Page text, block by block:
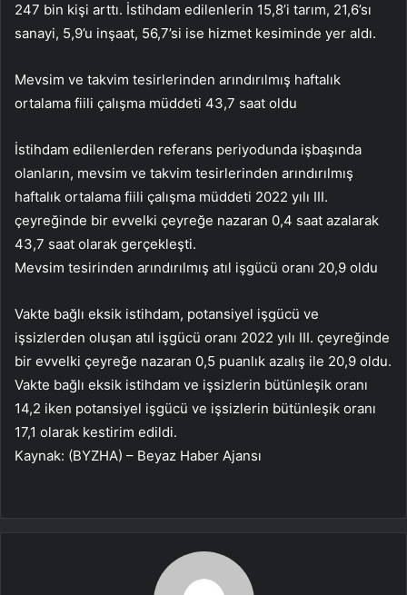
247 bin kişi arttı. İstihdam edilenlerin 15,8’i tarım, 21,6’sı
sanayi, 5,9’u inşaat, 56,7’si ise hizmet kesiminde yer aldı.
Mevsim ve takvim tesirlerinden arındırılmış haftalık
ortalama fiili çalışma müddeti 43,7 saat oldu
İstihdam edilenlerden referans periyodunda işbaşında
olanların, mevsim ve takvim tesirlerinden arındırılmış
haftalık ortalama fiili çalışma müddeti 2022 yılı III.
çeyreğinde bir evvelki çeyreğe nazaran 0,4 saat azalarak
43,7 saat olarak gerçekleşti.
Mevsim tesirinden arındırılmış atıl işgücü oranı 20,9 oldu
Vakte bağlı eksik istihdam, potansiyel işgücü ve
işsizlerden oluşan atıl işgücü oranı 2022 yılı III. çeyreğinde
bir evvelki çeyreğe nazaran 0,5 puanlık azalış ile 20,9 oldu.
Vakte bağlı eksik istihdam ve işsizlerin bütünleşik oranı
14,2 iken potansiyel işgücü ve işsizlerin bütünleşik oranı
17,1 olarak kestirim edildi.
Kaynak: (BYZHA) – Beyaz Haber Ajansı